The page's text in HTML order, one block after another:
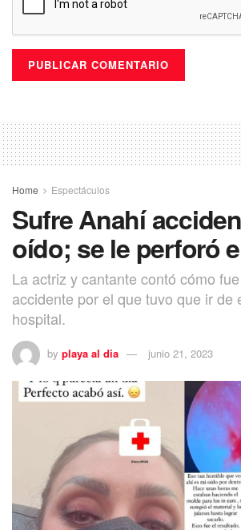
Home Espectáculos
Sufre Anahí
oído; se le perforó
La actriz y cantante contó cómo
accidente por el que tuvo que ir de
hospital.
by playa al dia junio 21, 2023